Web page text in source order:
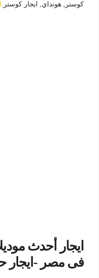
كوستر, هونداي, ايجار كوستر.
ايجار أحدث
فى مصر -ايجار